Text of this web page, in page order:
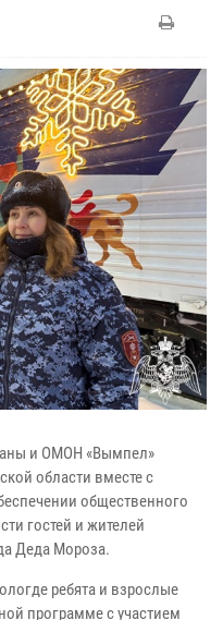
и ОМОН «Вымпел»
области вместе с
общественного
гостей и жителей
Деда Мороза.
ребята и взрослые
программе с участием